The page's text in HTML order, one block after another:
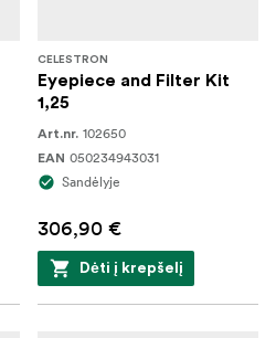
CELESTRON
Eyepiece and Filter Kit
1,25
Art.nr. 102650
EAN 050234943031
Sandėlyje
306,90 €
Dėti į krepšelį